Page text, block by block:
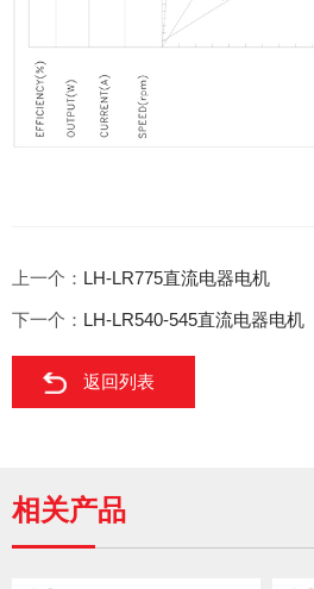
上一个： LH-LR775直流电器电机
下一个： LH-LR540-545直流电器电机
返回列表
相关产品